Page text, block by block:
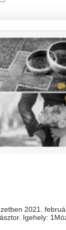
2021.
Igehely: